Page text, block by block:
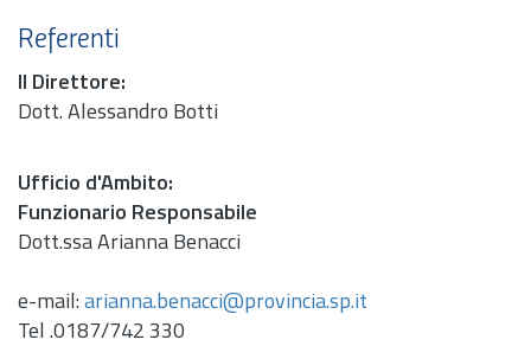
Referenti
Il Direttore:
Dott. Alessandro Botti
Ufficio d'Ambito:
Funzionario Responsabile
Dott.ssa Arianna Benacci
e-mail: arianna.benacci@provincia.sp.it
Tel .0187/742 330